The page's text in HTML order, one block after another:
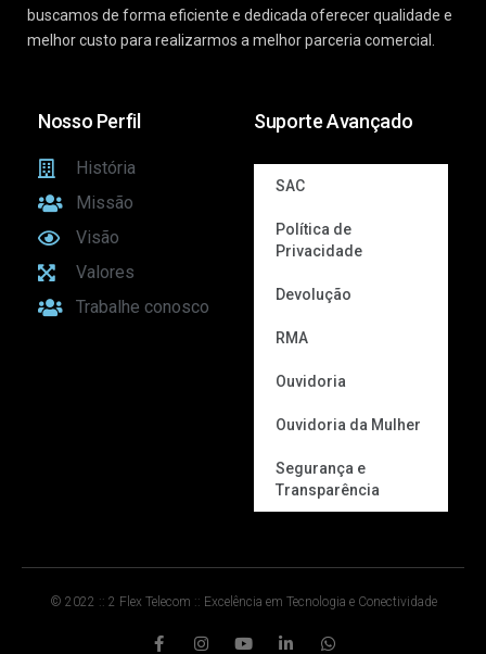
buscamos de forma eficiente e dedicada oferecer qualidade e
melhor custo para realizarmos a melhor parceria comercial.
Nosso Perfil
História
Missão
Visão
Valores
Trabalhe conosco
Suporte Avançado
SAC
Política de
Privacidade
Devolução
RMA
Ouvidoria
Ouvidoria da Mulher
Segurança e
Transparência
© 2022 :: 2 Flex Telecom :: Excelência em Tecnologia e Conectividade